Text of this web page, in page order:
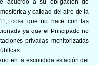
acuerdo a su obligación de
y calidad del aire de la
cosa que no hace con las
ya que el Principado no
privadas monitorizadas
en la escondida estación del